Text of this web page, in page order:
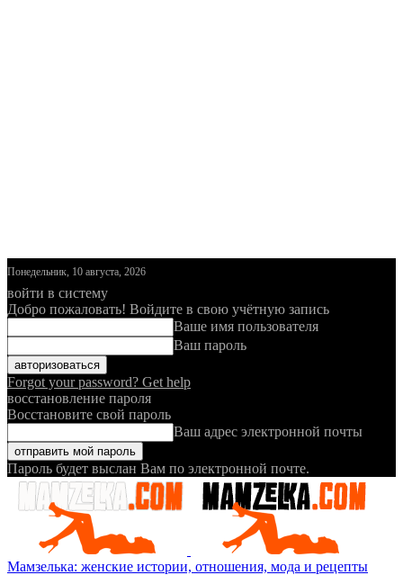
Понедельник, 10 августа, 2026
войти в систему
Добро пожаловать! Войдите в свою учётную запись
Ваше имя пользователя
Ваш пароль
Forgot your password? Get help
восстановление пароля
Восстановите свой пароль
Ваш адрес электронной почты
Пароль будет выслан Вам по электронной почте.
Мамзелька: женские истории, отношения, мода и рецепты